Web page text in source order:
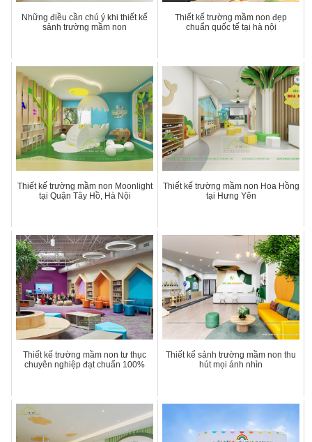
Những điều cần chú ý khi thiết kế
sảnh trường mầm non
Thiết kế trường mầm non đẹp
chuẩn quốc tế tại hà nội
Thiết kế trường mầm non Moonlight
tại Quận Tây Hồ, Hà Nội
Thiết kế trường mầm non Hoa Hồng
tại Hưng Yên
Thiết kế trường mầm non tư thục
chuyên nghiệp đạt chuẩn 100%
Thiết kế sảnh trường mầm non thu
hút mọi ánh nhìn